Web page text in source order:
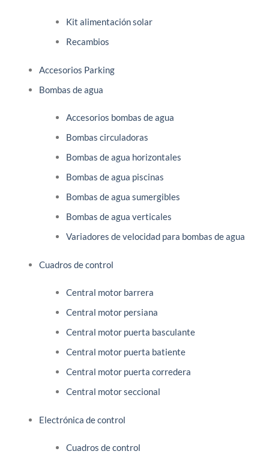
Kit alimentación solar
Recambios
Accesorios Parking
Bombas de agua
Accesorios bombas de agua
Bombas circuladoras
Bombas de agua horizontales
Bombas de agua piscinas
Bombas de agua sumergibles
Bombas de agua verticales
Variadores de velocidad para bombas de agua
Cuadros de control
Central motor barrera
Central motor persiana
Central motor puerta basculante
Central motor puerta batiente
Central motor puerta corredera
Central motor seccional
Electrónica de control
Cuadros de control